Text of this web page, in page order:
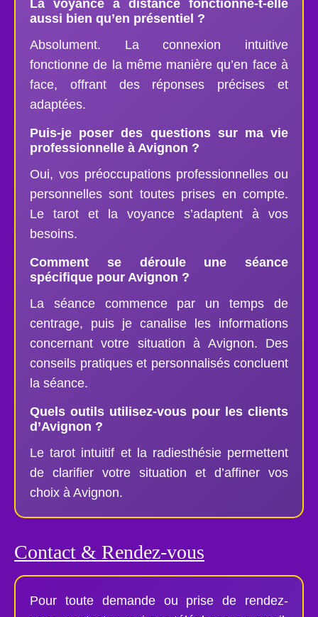
La voyance à distance fonctionne-t-elle
aussi bien qu’en présentiel ?
Absolument. La connexion intuitive
fonctionne de la même manière qu’en face à
face, offrant des réponses précises et
adaptées.
Puis-je poser des questions sur ma vie
professionnelle à Avignon ?
Oui, vos préoccupations professionnelles ou
personnelles sont toutes prises en compte.
Le tarot et la voyance s’adaptent à vos
besoins.
Comment se déroule une séance
spécifique pour Avignon ?
La séance commence par un temps de
centrage, puis je canalise les informations
concernant votre situation à Avignon. Des
conseils pratiques et personnalisés concluent
la séance.
Quels outils utilisez-vous pour les clients
d’Avignon ?
Le tarot intuitif et la radiesthésie permettent
de clarifier votre situation et d’affiner vos
choix à Avignon.
Contact & Rendez-vous
Pour toute demande ou prise de rendez-